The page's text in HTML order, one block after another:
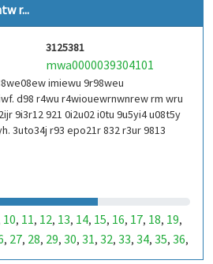
,116,
,128,129,130,131,132,133,134,
141,142,143
153,154,155,156,157,158
,164,165 ,166,167,168,
,176,177,178,179 ,180,181 ,182,
,188,189 ,190,191,192,193,194
,236,237,238,239,
,248,249,250 ,251,252, 253 ,254,
,260,261,262,263 ,264,265 , 266
r...
3125381
mwa0000039304101
imiewu 9r98weu
d98 r4wu r4wiouewrnwnrew rm wru
9i3r12 921 0i2u02 i0tu 9u5yi4 u08t5y
3uto34j r93 epo21r 832 r3ur 9813
10, 11, 12, 13, 14, 15, 16, 17, 18, 19,
, 27, 28, 29, 30, 31, 32, 33, 34, 35, 36,
,44,45,46,47,48,49,50,51,52,53,